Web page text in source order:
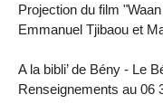
Projection du film
Emmanuel Tjibaou et
A la bibli’ de Bény - Le
Renseignements au 06